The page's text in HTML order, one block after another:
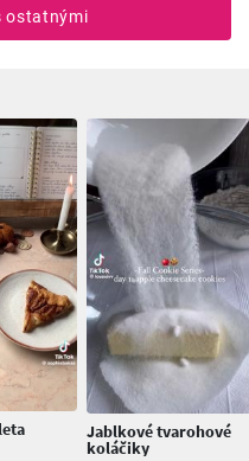
ostatnými
Jablkové tvarohové
koláčiky